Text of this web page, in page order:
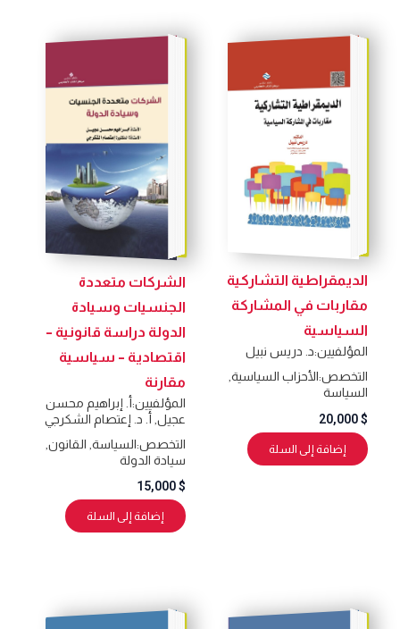
الديمقراطية التشاركية
مقاربات في المشاركة
السياسية
المؤلفيين:د. دريس نبيل
التخصص:الأحزاب السياسية,
السياسة
20,000
إضافة إلى السلة
الشركات متعددة
الجنسيات وسيادة
الدولة دراسة قانونية –
اقتصادية – سياسية
مقارنة
المؤلفيين:أ. إبراهيم محسن
عجيل,أ. د. إعتصام الشكرجي
التخصص:السياسة,القانون,
سيادة الدولة
15,000
إضافة إلى السلة